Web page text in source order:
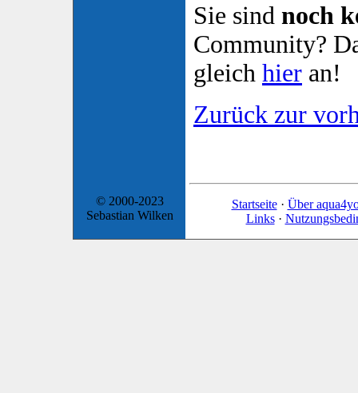
Sie sind noch
Community?
gleich hier an!
Zurück zur
© 2000-2023
Sebastian Wilken
Startseite· Über
Links·